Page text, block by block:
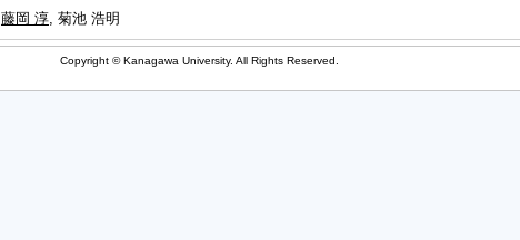
藤岡 淳, 菊池 浩明
Copyright © Kanagawa University. All Rights Reserved.